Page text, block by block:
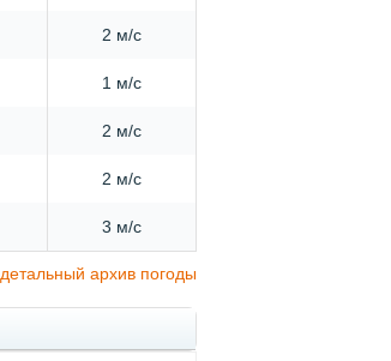
2 м/с
1 м/с
2 м/с
2 м/с
3 м/с
детальный архив погоды